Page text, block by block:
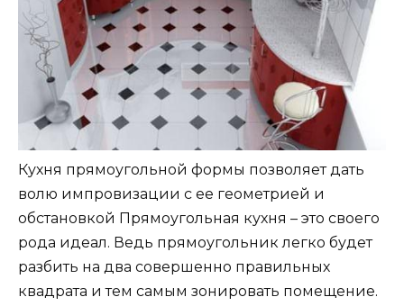
Кухня прямоугольной формы позволяет дать
волю импровизации с ее геометрией и
обстановкой Прямоугольная кухня – это своего
рода идеал. Ведь прямоугольник легко будет
разбить на два совершенно правильных
квадрата и тем самым зонировать помещение.